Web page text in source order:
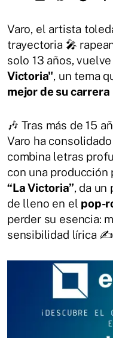
Varo, el artista
trayectoria 🎤
solo 13 años,
Victoria", un tema
mejor de su carrera
🎶 Tras más de 15
Varo ha
combina letras
con una producción
“La Victoria”, da un
de lleno en el pop-
perder su esencia:
sensibilidad lírica ✍️